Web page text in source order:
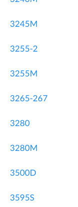
3245M
3255-2
3255M
3265-267
3280
3280M
3500D
3595S